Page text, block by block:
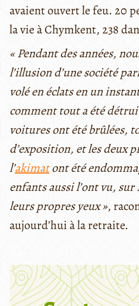
avaient ouvert le feu. 20
la vie à Chymkent, 238
« Pendant des années,
l’illusion d’une société
volé en éclats en un
comment tout a été
voitures ont été brûlées,
d’exposition, et les deux
l’akimatont été
enfants aussi l’ont vu, sur
leurs propres yeux »,
aujourd’hui à la retraite.